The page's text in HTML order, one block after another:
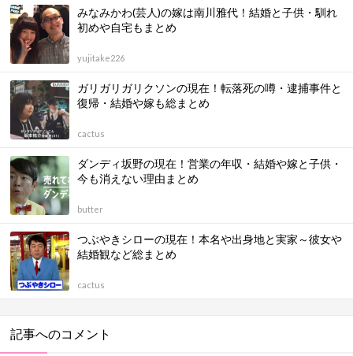
みなみかわ(芸人)の嫁は南川雅代！結婚と子供・馴れ
初めや自宅もまとめ
yujitake226
ガリガリガリクソンの現在！転落死の噂・逮捕事件と
復帰・結婚や嫁も総まとめ
cactus
ダンディ坂野の現在！営業の年収・結婚や嫁と子供・
今も消えない理由まとめ
butter
つぶやきシローの現在！本名や出身地と実家～彼女や
結婚観など総まとめ
cactus
記事へのコメント